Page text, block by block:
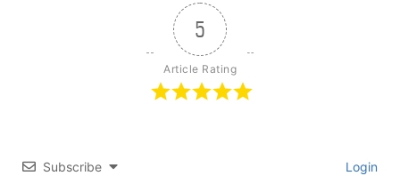
5
Article Rating
Subscribe Login